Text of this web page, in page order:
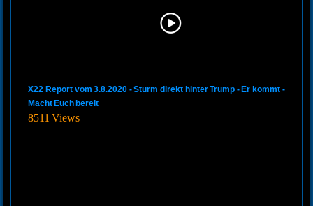
X22 Report vom 3.8.2020 - Sturm direkt hinter Trump - Er kommt -
Macht Euch bereit
8511 Views